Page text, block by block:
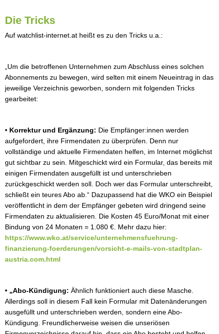
Die Tricks
Auf watchlist-internet.at heißt es zu den Tricks u.a.:
„Um die betroffenen Unternehmen zum Abschluss eines solchen
Abonnements zu bewegen, wird selten mit einem Neueintrag in das
jeweilige Verzeichnis geworben, sondern mit folgenden Tricks
gearbeitet:
• Korrektur und Ergänzung: Die Empfänger:innen werden
aufgefordert, ihre Firmendaten zu überprüfen. Denn nur
vollständige und aktuelle Firmendaten helfen, im Internet möglichst
gut sichtbar zu sein. Mitgeschickt wird ein Formular, das bereits mit
einigen Firmendaten ausgefüllt ist und unterschrieben
zurückgeschickt werden soll. Doch wer das Formular unterschreibt,
schließt ein teures Abo ab.“ Dazupassend hat die WKO ein Beispiel
veröffentlicht in dem der Empfänger gebeten wird dringend seine
Firmendaten zu aktualisieren. Die Kosten 45 Euro/Monat mit einer
Bindung von 24 Monaten = 1.080 €. Mehr dazu hier:
https://www.wko.at/service/unternehmensfuehrung-
finanzierung-foerderungen/vorsicht-e-mails-von-stadtplan-
austria.com.html
• „Abo-Kündigung: Ähnlich funktioniert auch diese Masche.
Allerdings soll in diesem Fall kein Formular mit Datenänderungen
ausgefüllt und unterschrieben werden, sondern eine Abo-
Kündigung. Freundlicherweise weisen die unseriösen